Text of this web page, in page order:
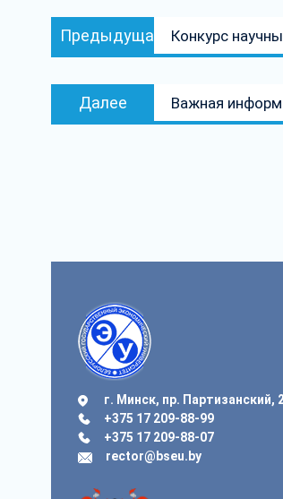
Навигация
по
Предыдущая
запись:
Конкурс
Далее
запись:
Важная
г. Минск, пр. Партизанский,
+375 17 209-88-99
+375 17 209-88-07
rector@bseu.by